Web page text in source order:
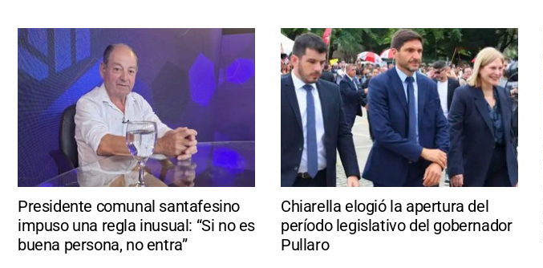
Presidente comunal santafesino
impuso una regla inusual: “Si no es
buena persona, no entra”
Chiarella elogió la apertura del
período legislativo del gobernador
Pullaro